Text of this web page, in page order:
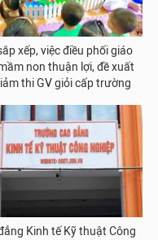
xếp, việc điều phối giáo
non thuận lợi, đề xuất
thi GV giỏi cấp trường
Kinh tế Kỹ thuật Công